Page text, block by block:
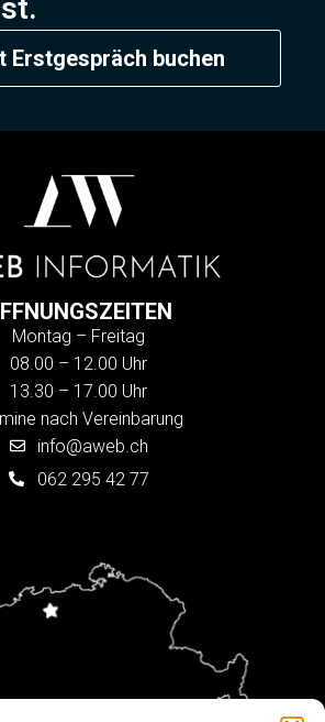
Erstgespräch buchen
Montag – Freitag
08.00 – 12.00 Uhr
13.30 – 17.00 Uhr
nach Vereinbarung
info@aweb.ch
062 295 42 77